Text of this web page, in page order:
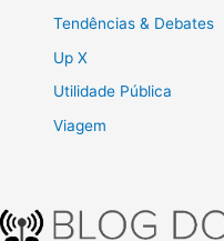
Tendências & Debates
Up X
Utilidade Pública
Viagem